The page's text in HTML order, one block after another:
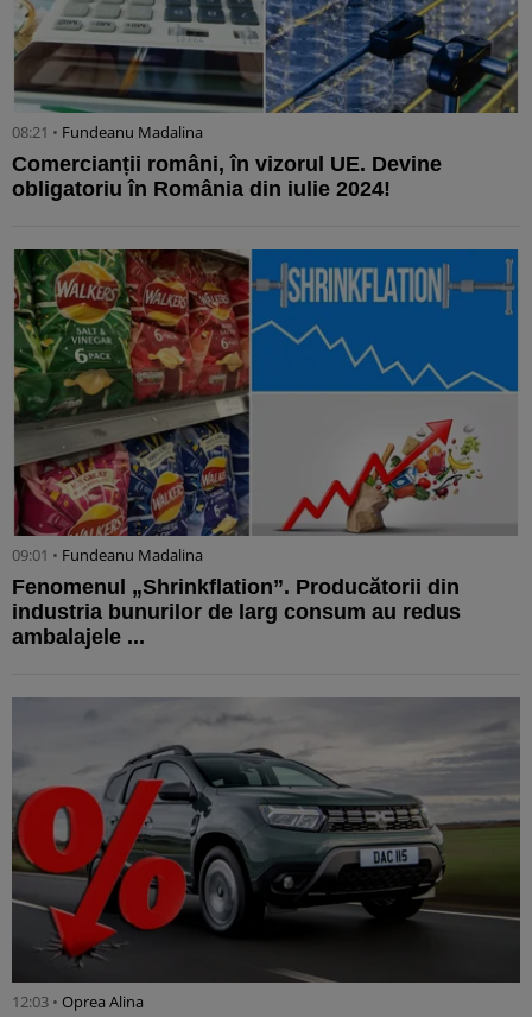
08:21 • Fundeanu Madalina
Comercianții români, în vizorul UE. Devine
obligatoriu în România din iulie 2024!
09:01 • Fundeanu Madalina
Fenomenul „Shrinkflation”. Producătorii din
industria bunurilor de larg consum au redus
ambalajele ...
12:03 • Oprea Alina